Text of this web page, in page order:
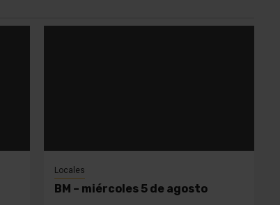
Locales
BM – miércoles 5 de agosto